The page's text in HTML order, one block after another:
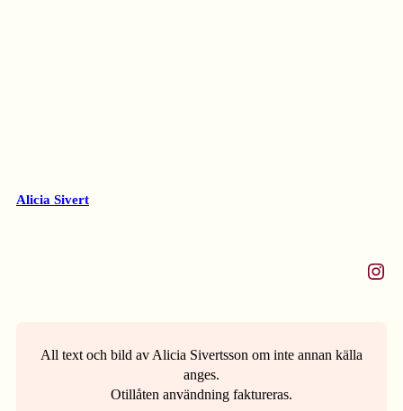
Alicia Sivert
Instagram
All text och bild av Alicia Sivertsson om inte annan källa
anges.
Otillåten användning faktureras.